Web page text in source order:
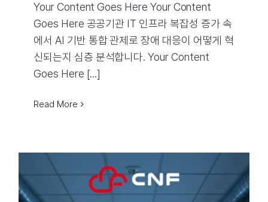
Your Content Goes Here Your Content
Goes Here 공공기관 IT 인프라 복잡성 증가 속
에서 AI 기반 통합 관제로 장애 대응이 어떻게 혁
신되는지 심층 분석합니다. Your Content
Goes Here [...]
Read More